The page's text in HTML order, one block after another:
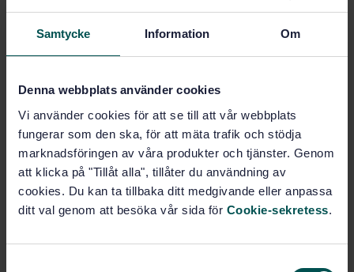
Samtycke Information Om
Denna webbplats använder cookies
Vi använder cookies för att se till att vår webbplats
fungerar som den ska, för att mäta trafik och stödja
marknadsföringen av våra produkter och tjänster. Genom
att klicka på "Tillåt alla", tillåter du användning av
cookies. Du kan ta tillbaka ditt medgivande eller anpassa
ditt val genom att besöka vår sida för Cookie-sekretess.
IT- tillämpningar inom
SVENSK STANDARD· SS-ISO 19103:2015
Geografisk information - Modellbeskrivningsspråk
(ISO 19103:2015, IDT)
Prenumerera på standarden - Läs mer